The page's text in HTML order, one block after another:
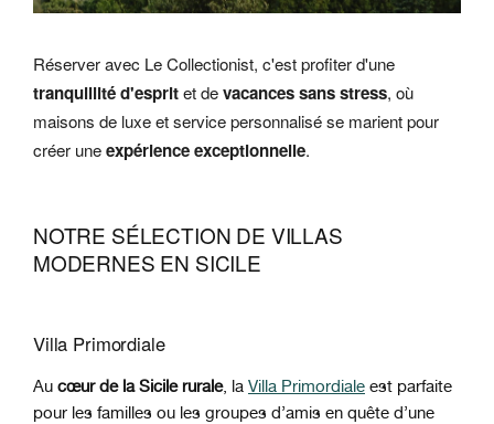
Réserver avec Le Collectionist, c'est profiter d'une
tranquillité d'espritet devacances sans stress, où
maisons de luxe et service personnalisé se marient pour
créer uneexpérience exceptionnelle.
NOTRE SÉLECTION DE VILLAS
MODERNES EN SICILE
Villa Primordiale
Au cœur de la Sicile rurale, la Villa Primordiale est parfaite
pour les familles ou les groupes d’amis en quête d’une